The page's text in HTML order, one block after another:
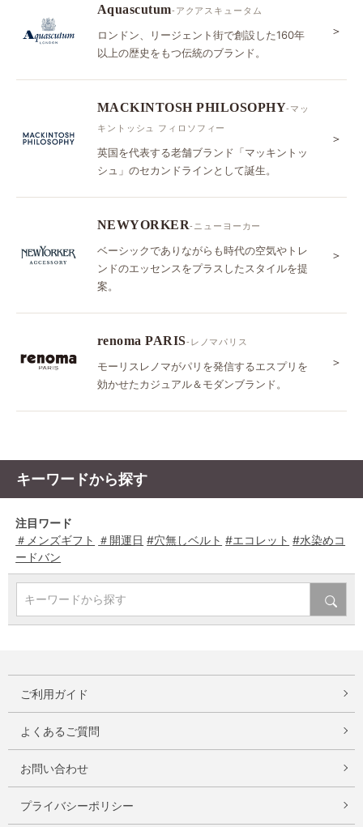
Aquascutum-アクアスキュータム
ロンドン、リージェント街で創設した160年
以上の歴史をもつ伝統のブランド。
＞
MACKINTOSH PHILOSOPHY-マッ
キントッシュ フィロソフィー
英国を代表する老舗ブランド「マッキントッ
シュ」のセカンドラインとして誕生。
＞
NEWYORKER-ニューヨーカー
ベーシックでありながらも時代の空気やトレ
ンドのエッセンスをプラスしたスタイルを提
案。
＞
renoma PARIS-レノマパリス
モーリスレノマがパリを発信するエスプリを
効かせたカジュアル＆モダンブランド。
＞
キーワードから探す
注目ワード
＃メンズギフト ＃開運日 #穴無しベルト #エコレット #水染めコ
ードバン
キーワードから探す
ご利用ガイド
よくあるご質問
お問い合わせ
プライバシーポリシー